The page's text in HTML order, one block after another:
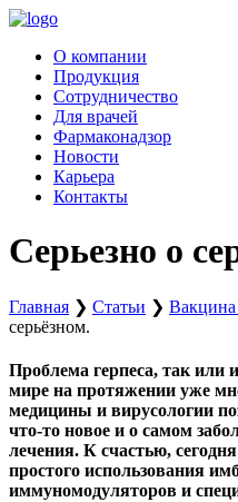
Перейти
содержимому
О компании
Продукция
Сотрудничество
Для врачей
Фармаконадзор
Новости
Карьера
Контакты
Серьезно о
Главная ❯ Статьи ❯ Вакцина
серьёзном.
Проблема герпеса, так или
мире на протяжении уже
медицины и вирусологии
что-то новое и о самом
лечения. К счастью,
простого использования
иммуномодуляторов и